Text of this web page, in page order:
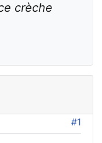
crèche
#1